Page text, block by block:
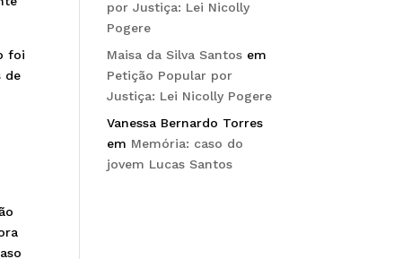
foi
de
por Justiça: Lei Nicolly
Pogere
Maisa da Silva Santos em
Petição Popular por
Justiça: Lei Nicolly Pogere
Vanessa Bernardo Torres
em Memória: caso do
jovem Lucas Santos